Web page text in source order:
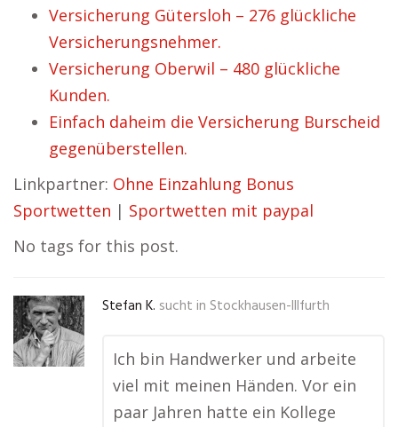
Versicherung Gütersloh – 276 glückliche
Versicherungsnehmer.
Versicherung Oberwil – 480 glückliche
Kunden.
Einfach daheim die Versicherung Burscheid
gegenüberstellen.
Linkpartner: Ohne Einzahlung Bonus
Sportwetten | Sportwetten mit paypal
No tags for this post.
Stefan K. sucht in Stockhausen-Illfurth
Ich bin Handwerker und arbeite
viel mit meinen Händen. Vor ein
paar Jahren hatte ein Kollege